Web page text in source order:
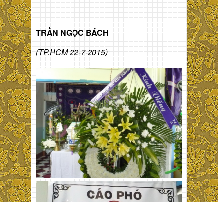
TRẦN NGỌC BÁCH
(TP.HCM 22-7-2015)